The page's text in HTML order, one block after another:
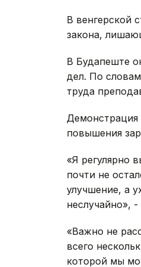
В венгерской
закона,
В Будапеште
дел. По
труда
Демонстрация
повышения
«Я регулярно
почти не
улучшение, а
неслучайно», -
«Важно не
всего
которой мы